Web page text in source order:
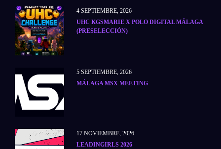
4 SEPTIEMBRE, 2026
UHC KGSMARIE X POLO DIGITAL MÁLAGA
(PRESELECCIÓN)
5 SEPTIEMBRE, 2026
MÁLAGA MSX MEETING
17 NOVIEMBRE, 2026
LEADINGIRLS 2026